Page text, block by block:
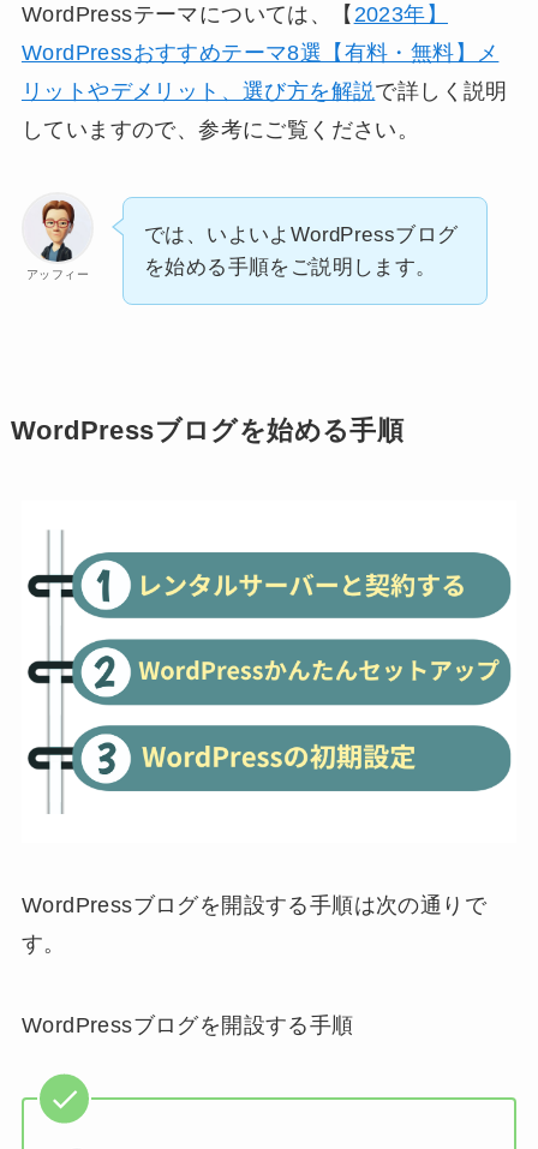
WordPressテーマについては、【 2023年】
WordPressおすすめテーマ8選【有料・無料】メ
リットやデメリット、選び方を解説で詳しく説明
していますので、参考にご覧ください。
アッフィー
では、いよいよWordPressブログ
を始める手順をご説明します。
WordPressブログを始める手順
WordPressブログを開設する手順は次の通りで
す。
WordPressブログを開設する手順